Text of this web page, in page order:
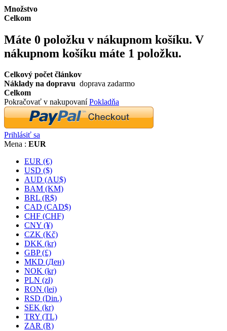
Množstvo
Celkom
Máte 0 položku v nákupnom košíku. V
nákupnom košíku máte 1 položku.
Celkový počet článkov
Náklady na dopravu doprava zadarmo
Celkom
Pokračovať v nakupovaníPokladňa
Prihlásiť sa
Mena : EUR
EUR (€)
USD ($)
AUD (AU$)
BAM (KM)
BRL (R$)
CAD (CAD$)
CHF (CHF)
CNY (¥)
CZK (Kč)
DKK (kr)
GBP (£)
MKD (Ден)
NOK (kr)
PLN (zł)
RON (lei)
RSD (Din.)
SEK (kr)
TRY (TL)
ZAR (R)